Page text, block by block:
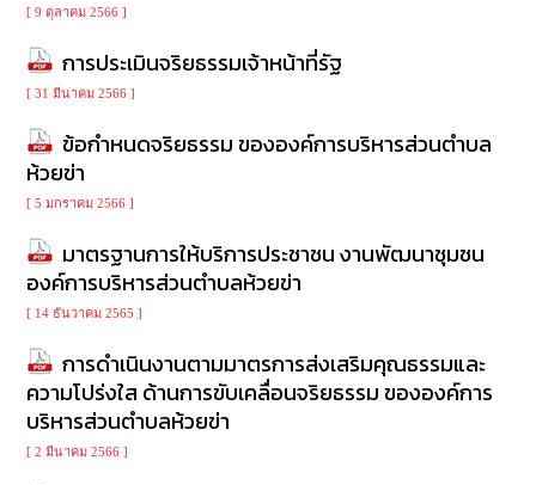
[ 9 ตุลาคม 2566 ]
การประเมินจริยธรรมเจ้าหน้าที่รัฐ
[ 31 มีนาคม 2566 ]
ข้อกำหนดจริยธรรม ขององค์การบริหารส่วนตำบล
ห้วยข่า
[ 5 มกราคม 2566 ]
มาตรฐานการให้บริการประชาชน งานพัฒนาชุมชน
องค์การบริหารส่วนตำบลห้วยข่า
[ 14 ธันวาคม 2565 ]
การดำเนินงานตามมาตรการส่งเสริมคุณธรรมและ
ความโปร่งใส ด้านการขับเคลื่อนจริยธรรม ขององค์การ
บริหารส่วนตำบลห้วยข่า
[ 2 มีนาคม 2566 ]